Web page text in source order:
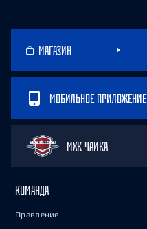
МАГАЗИН
МОБИЛЬНОЕ ПРИЛОЖЕНИЕ
МХК ЧАЙКА
КОМАНДА
Правление